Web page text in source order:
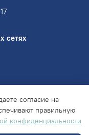
сетях
согласие на
правильную
конфиденциальности